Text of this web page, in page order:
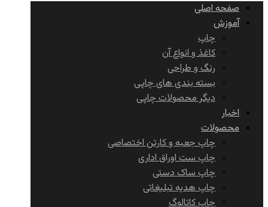
صفحه اصلی
آموزش
چاپ
کاغذ و انواع آن
رنگ و طراحی
بسته بندی های چاپی
دیگر محصولات چاپی
اخبار
محصولات
چاپ جعبه و کارتن اختصاصی
چاپ ست اوراق اداری
چاپ ساک دستی
چاپ هدیه تبلیغاتی
چاپ کاتالوگ